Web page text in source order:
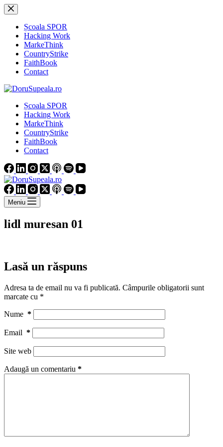
Sari
la
conținutȘcoala SPOR
Hacking Work
MarkeThink
CountryStrike
FaithBook
Contact
Școala SPOR
Hacking Work
MarkeThink
CountryStrike
FaithBook
Contact
Meniu
lidl muresan 01
Lasă un răspuns
Adresa ta de email nu va fi publicată. Câmpurile obligatorii sunt
marcate cu *
Nume *
Email *
Site web
Adaugă un comentariu *